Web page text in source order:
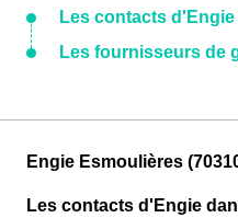
Les contacts d'Engie
Les fournisseurs de
Engie Esmoulières
Les contacts d'Engie